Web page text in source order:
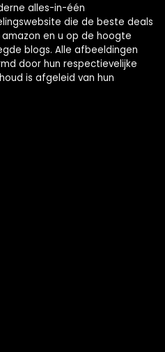
alles-in-één
die de beste deals
en u op de hoogte
blogs. Alle afbeeldingen
door hun respectievelijke
is afgeleid van hun